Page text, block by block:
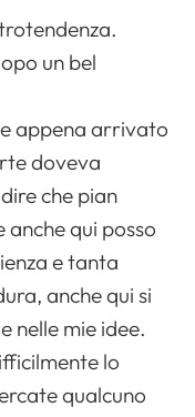
un bel
appena arrivato
doveva
che pian
anche qui posso
e tanta
anche qui si
nelle mie idee.
lo
qualcuno